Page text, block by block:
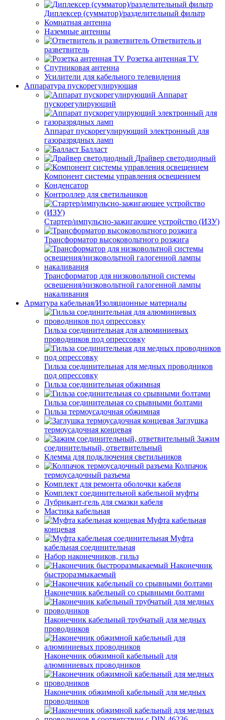
Диплексер (сумматор)/разделительный фильтр
Комнатная антенна
Наземные антенны
Ответвитель и
разветвитель
Розетка антенная TV
Спутниковая антенна
Усилители для кабельного телевидения
Аппаратура пускорегулирующая
Аппарат
пускорегулирующий
Аппарат пускорегулирующий электронный для
газоразрядных ламп
Балласт
Драйвер светодиодный
Компонент системы управления освещением
Конденсатор
Контроллер для светильников
Стартер/импульсно-зажигающее устройство (ИЗУ)
Трансформатор высоковольтного розжига
Трансформатор для низковольтной системы
освещения/низковольтной галогенной лампы
накаливания
Арматура кабельная/Изоляционные материалы
Гильза соединительная для алюминиевых
проводников под опрессовку
Гильза соединительная для медных проводников
под опрессовку
Гильза соединительная обжимная
Гильза соединительная со срывными болтами
Гильза термоусадочная обжимная
Заглушка
термоусадочная концевая
Зажим
соединительный, ответвительный
Клемма для подключения светильников
Колпачок
термоусадочный разъема
Комплект для ремонта оболочки кабеля
Комплект соединительной кабельной муфты
Лубрикант-гель для смазки кабеля
Мастика кабельная
Муфта кабельная
концевая
Муфта
кабельная соединительная
Набор наконечников, гильз
Наконечник
быстроразмыкаемый
Наконечник кабельный со срывными болтами
Наконечник кабельный трубчатый для медных
проводников
Наконечник обжимной кабельный для
алюминиевых проводников
Наконечник обжимной кабельный для медных
проводников